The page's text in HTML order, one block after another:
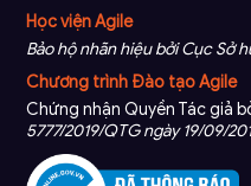
Học viện Agile
Bảo hộ nhãn hiệu bởi Cục Sở
Chương trình Đào tạo Agile
Chứng nhận Quyền Tác giả
5777/2019/QTG ngày 19/09/